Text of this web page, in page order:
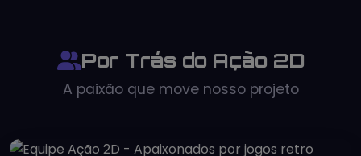
Por Trás do Ação 2D
A paixão que move nosso projeto